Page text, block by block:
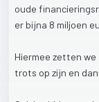
oude
er bijna 8 miljoen
Hiermee zetten we
trots op zijn en